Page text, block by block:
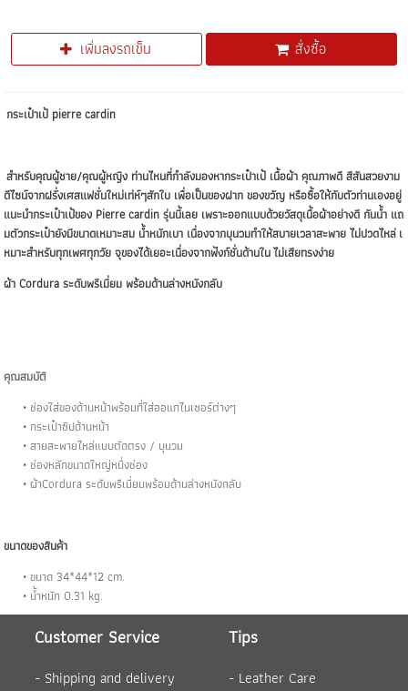
เพิ่มลงรถเข็น สั่งซื้อ
กระเป๋าเป้ pierre cardin
สำหรับคุณผู้ชาย/คุณผู้หญิง ท่านไหนที่กำลังมองหากระเป๋าเป้ เนื้อผ้า คุณภาพดี สีสันสวยงาม
ดีไซน์จากฝรั่งเศสแฟชั่นใหม่เท่ห์ๆสักใบ เพื่อเป็นของฝาก ของขวัญ หรือซื้อให้กับตัวท่านเองอยู่
แนะนำกระเป๋าเป้ของ Pierre cardin รุ่นนี้เลย เพราะออกแบบด้วยวัสดุเนื้อผ้าอย่างดี กันน้ำ แถ
มตัวกระเป๋ายังมีขนาดเหมาะสม น้ำหนักเบา เนื่องจากบุนวมทำให้สบายเวลาสะพาย ไม่ปวดไหล่ เ
หมาะสำหรับทุกเพศทุกวัย จุของได้เยอะเนื่องจากฟังก์ชั่นด้านใน ไม่เสียทรงง่าย
ผ้า Cordura ระดับพรีเมี่ยม พร้อมด้านล่างหนังกลับ
คุณสมบัติ
ช่องใส่ของด้านหน้าพร้อมที่ใส่ออแกไนเซอร์ต่างๆ
กระเป๋าซิปด้านหน้า
สายสะพายไหล่แบบตัดตรง / บุนวม
ช่องหลักขนาดใหญ่หนึ่งช่อง
ผ้าCordura ระดับพรีเมี่ยมพร้อมด้านล่างหนังกลับ
ขนาดของสินค้า
ขนาด 34*44*12 cm.
น้ำหนัก 0.31 kg.
Customer Service
- Shipping and delivery
Tips
- Leather Care